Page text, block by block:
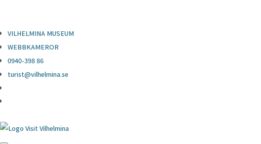
VILHELMINA MUSEUM
WEBBKAMEROR
0940-398 86
turist@vilhelmina.se